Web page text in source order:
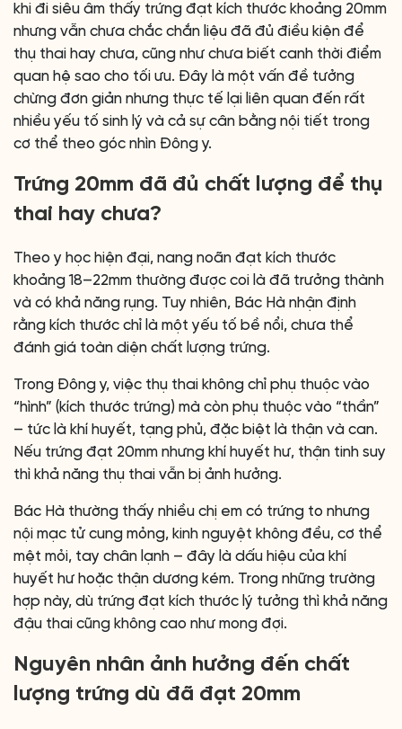
khi đi siêu âm thấy trứng đạt kích thước khoảng 20mm
nhưng vẫn chưa chắc chắn liệu đã đủ điều kiện để
thụ thai hay chưa, cũng như chưa biết canh thời điểm
quan hệ sao cho tối ưu. Đây là một vấn đề tưởng
chừng đơn giản nhưng thực tế lại liên quan đến rất
nhiều yếu tố sinh lý và cả sự cân bằng nội tiết trong
cơ thể theo góc nhìn Đông y.
Trứng 20mm đã đủ chất lượng để thụ
thai hay chưa?
Theo y học hiện đại, nang noãn đạt kích thước
khoảng 18–22mm thường được coi là đã trưởng thành
và có khả năng rụng. Tuy nhiên, Bác Hà nhận định
rằng kích thước chỉ là một yếu tố bề nổi, chưa thể
đánh giá toàn diện chất lượng trứng.
Trong Đông y, việc thụ thai không chỉ phụ thuộc vào
“hình” (kích thước trứng) mà còn phụ thuộc vào “thần”
– tức là khí huyết, tạng phủ, đặc biệt là thận và can.
Nếu trứng đạt 20mm nhưng khí huyết hư, thận tinh suy
thì khả năng thụ thai vẫn bị ảnh hưởng.
Bác Hà thường thấy nhiều chị em có trứng to nhưng
nội mạc tử cung mỏng, kinh nguyệt không đều, cơ thể
mệt mỏi, tay chân lạnh – đây là dấu hiệu của khí
huyết hư hoặc thận dương kém. Trong những trường
hợp này, dù trứng đạt kích thước lý tưởng thì khả năng
đậu thai cũng không cao như mong đợi.
Nguyên nhân ảnh hưởng đến chất
lượng trứng dù đã đạt 20mm